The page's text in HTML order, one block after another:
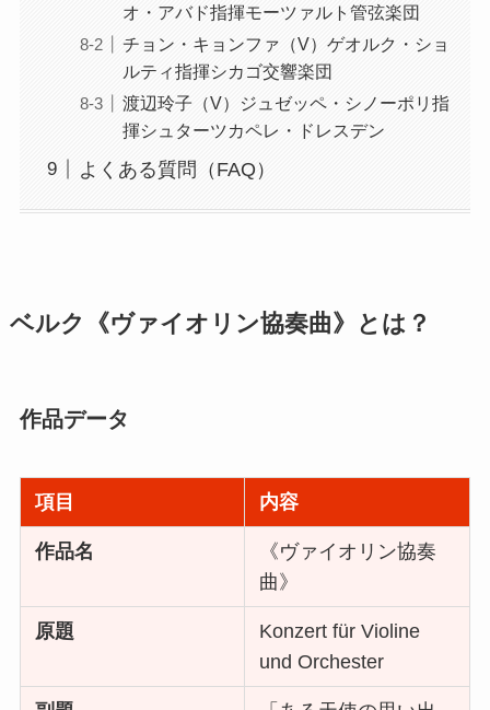
オ・アバド指揮モーツァルト管弦楽団
チョン・キョンファ（V）ゲオルク・ショ
ルティ指揮シカゴ交響楽団
渡辺玲子（V）ジュゼッペ・シノーポリ指
揮シュターツカペレ・ドレスデン
よくある質問（FAQ）
ベルク《ヴァイオリン協奏曲》とは？
作品データ
項目 内容
作品名
《ヴァイオリン協奏
曲》
原題
Konzert für Violine
und Orchester